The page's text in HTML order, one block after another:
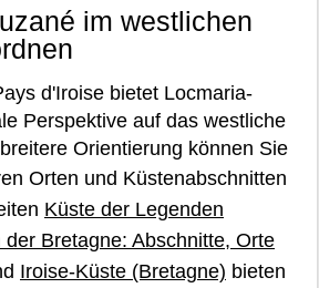
im westlichen
d'Iroise bietet Locmaria-
Perspektive auf das westliche
Orientierung können Sie
Orten und Küstenabschnitten
Küste der Legenden
der Bretagne: Abschnitte, Orte
Iroise-Küste (Bretagne) bieten